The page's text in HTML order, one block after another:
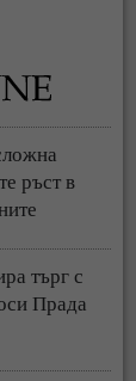
ръст в
търг с
Прада